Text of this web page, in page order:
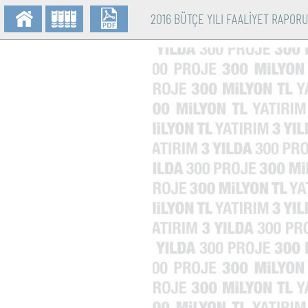
2016 BÜTÇE YILI FAALİYET RAPORU